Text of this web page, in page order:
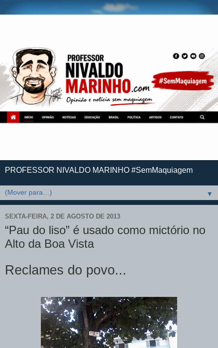
PROFESSOR NIVALDO MARINHO #SemMaquiagem
▼
SEXTA-FEIRA, 2 DE AGOSTO DE 2013
“Pau do liso” é usado como mictório no
Alto da Boa Vista
Reclames do povo...